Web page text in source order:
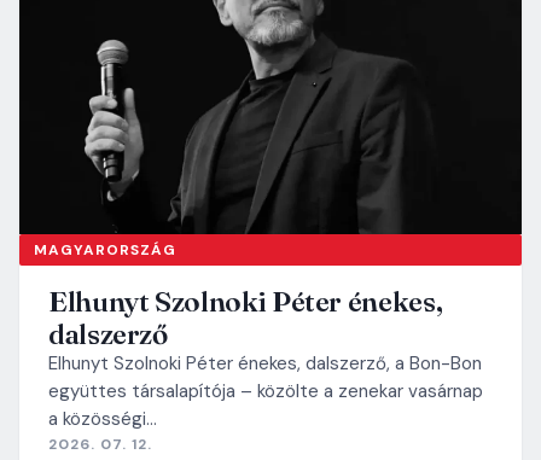
MAGYARORSZÁG
Elhunyt Szolnoki Péter énekes,
dalszerző
Elhunyt Szolnoki Péter énekes, dalszerző, a Bon-Bon
együttes társalapítója – közölte a zenekar vasárnap
a közösségi…
2026. 07. 12.